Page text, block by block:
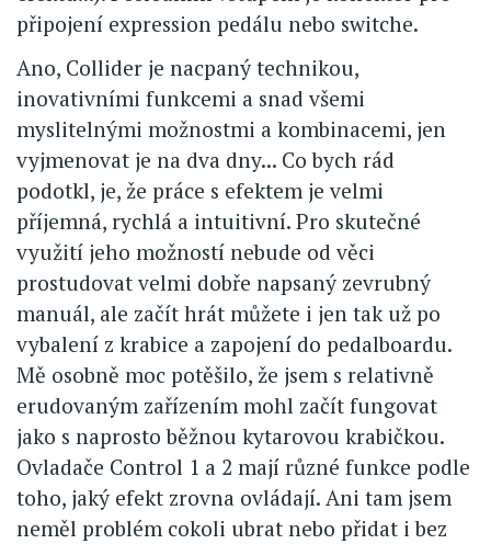
připojení expression pedálu nebo switche.
Ano, Collider je nacpaný technikou,
inovativními funkcemi a snad všemi
myslitelnými možnostmi a kombinacemi, jen
vyjmenovat je na dva dny... Co bych rád
podotkl, je, že práce s efektem je velmi
příjemná, rychlá a intuitivní. Pro skutečné
využití jeho možností nebude od věci
prostudovat velmi dobře napsaný zevrubný
manuál, ale začít hrát můžete i jen tak už po
vybalení z krabice a zapojení do pedalboardu.
Mě osobně moc potěšilo, že jsem s relativně
erudovaným zařízením mohl začít fungovat
jako s naprosto běžnou kytarovou krabičkou.
Ovladače Control 1 a 2 mají různé funkce podle
toho, jaký efekt zrovna ovládají. Ani tam jsem
neměl problém cokoli ubrat nebo přidat i bez